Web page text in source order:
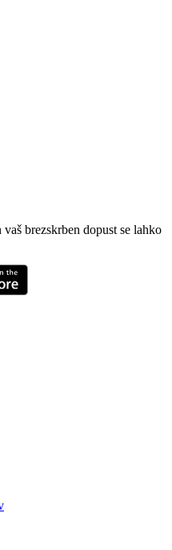
brezskrben dopust se lahko